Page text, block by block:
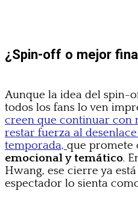
¿Spin-off o mejor
Aunque la idea del spin-
todos los fans lo ven
creen que continuar con
restar fuerza al
temporada, que promete
emocional y temático.
Hwang, ese cierre ya
espectador lo sienta